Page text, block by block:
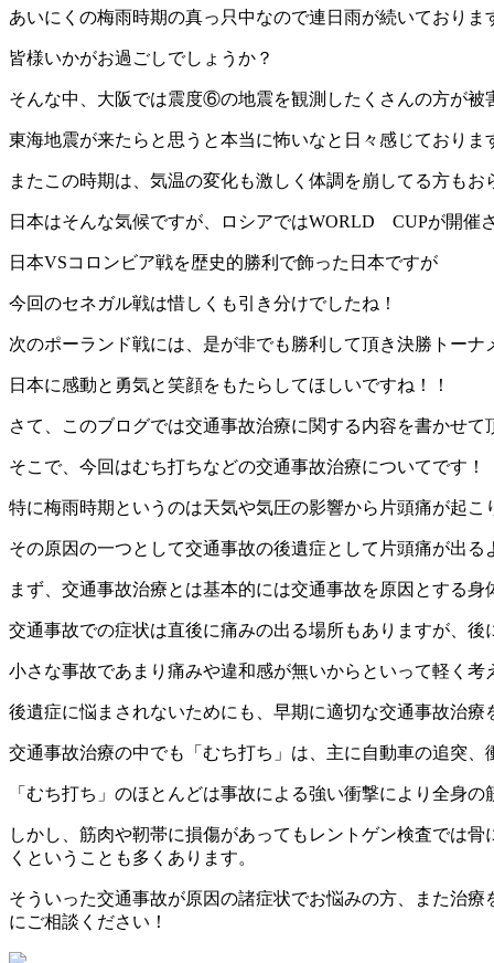
あいにくの梅雨時期の真っ只中なので連日雨が続いておりま
皆様いかがお過ごしでしょうか？
そんな中、大阪では震度⑥の地震を観測したくさんの方が被
東海地震が来たらと思うと本当に怖いなと日々感じておりま
またこの時期は、気温の変化も激しく体調を崩してる方も
日本はそんな気候ですが、ロシアではWORLD CUPが開催
日本VSコロンビア戦を歴史的勝利で飾った日本ですが
今回のセネガル戦は惜しくも引き分けでしたね！
次のポーランド戦には、是が非でも勝利して頂き決勝トーナ
日本に感動と勇気と笑顔をもたらしてほしいですね！！
さて、このブログでは交通事故治療に関する内容を書かせて
そこで、今回はむち打ちなどの交通事故治療についてです！
特に梅雨時期というのは天気や気圧の影響から片頭痛が起
その原因の一つとして交通事故の後遺症として片頭痛が出
まず、交通事故治療とは基本的には交通事故を原因とする
交通事故での症状は直後に痛みの出る場所もありますが、
小さな事故であまり痛みや違和感が無いからといって軽く
後遺症に悩まされないためにも、早期に適切な交通事故治
交通事故治療の中でも「むち打ち」は、主に自動車の追突
「むち打ち」のほとんどは事故による強い衝撃により全身
しかし、筋肉や靭帯に損傷があってもレントゲン検査では
くということも多くあります。
そういった交通事故が原因の諸症状でお悩みの方、また治
にご相談ください！